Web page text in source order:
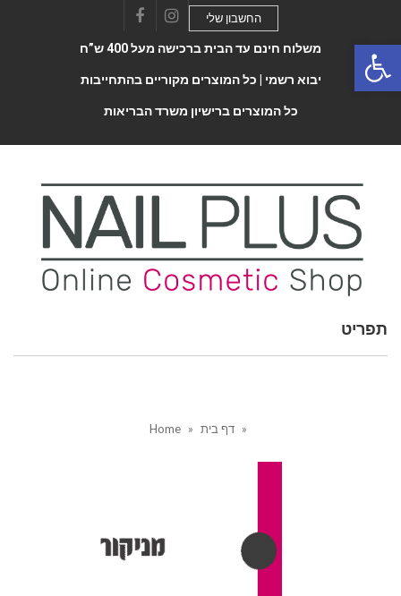
FacebookInstagram
החשבון שלי
משלוח חינם עד הבית ברכישה מעל 400 ש”ח
יבוא רשמי | כל המוצרים מקוריים בהתחייבות
כל המוצרים ברישיון משרד הבריאות
Toggle
תפריט
Home » דף בית »